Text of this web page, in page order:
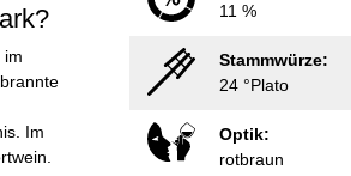
im
Im
11 %
Stammwürze:
24 °Plato
Optik:
rotbraun